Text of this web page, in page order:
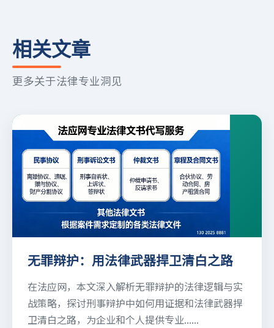
相关文章
更多关于法律专业洞见
无罪辩护：用法律武器捍卫清白之路
在法应网，本文深入解析无罪辩护的法律逻辑与实
战策略，探讨刑事辩护中如何用证据和法律武器捍
卫清白之路，为企业和个人提供专业......